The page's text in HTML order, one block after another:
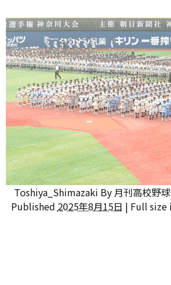
Toshiya_Shimazaki By 月刊高校野
Published 2025年8月15日 | Full size